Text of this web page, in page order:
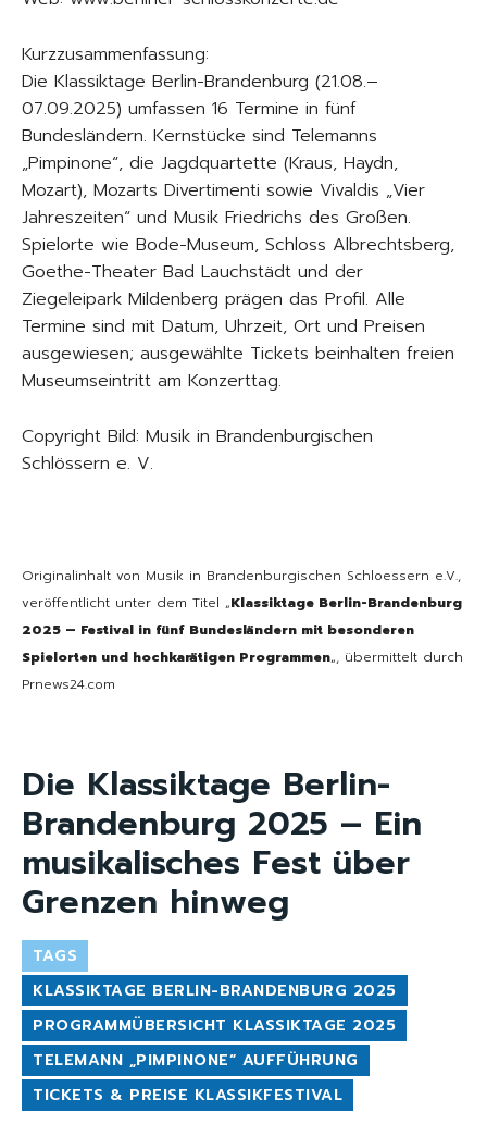
Kurzzusammenfassung:
Die Klassiktage Berlin-Brandenburg (21.08.–
07.09.2025) umfassen 16 Termine in fünf
Bundesländern. Kernstücke sind Telemanns
„Pimpinone“, die Jagdquartette (Kraus, Haydn,
Mozart), Mozarts Divertimenti sowie Vivaldis „Vier
Jahreszeiten“ und Musik Friedrichs des Großen.
Spielorte wie Bode-Museum, Schloss Albrechtsberg,
Goethe-Theater Bad Lauchstädt und der
Ziegeleipark Mildenberg prägen das Profil. Alle
Termine sind mit Datum, Uhrzeit, Ort und Preisen
ausgewiesen; ausgewählte Tickets beinhalten freien
Museumseintritt am Konzerttag.
Copyright Bild: Musik in Brandenburgischen
Schlössern e. V.
Originalinhalt von Musik in Brandenburgischen Schloessern e.V.,
veröffentlicht unter dem Titel „Klassiktage Berlin-Brandenburg
2025 – Festival in fünf Bundesländern mit besonderen
Spielorten und hochkarätigen Programmen„, übermittelt durch
Prnews24.com
Die Klassiktage Berlin-
Brandenburg 2025 – Ein
musikalisches Fest über
Grenzen hinweg
TAGS
KLASSIKTAGE BERLIN-BRANDENBURG 2025
PROGRAMMÜBERSICHT KLASSIKTAGE 2025
TELEMANN „PIMPINONE“ AUFFÜHRUNG
TICKETS & PREISE KLASSIKFESTIVAL